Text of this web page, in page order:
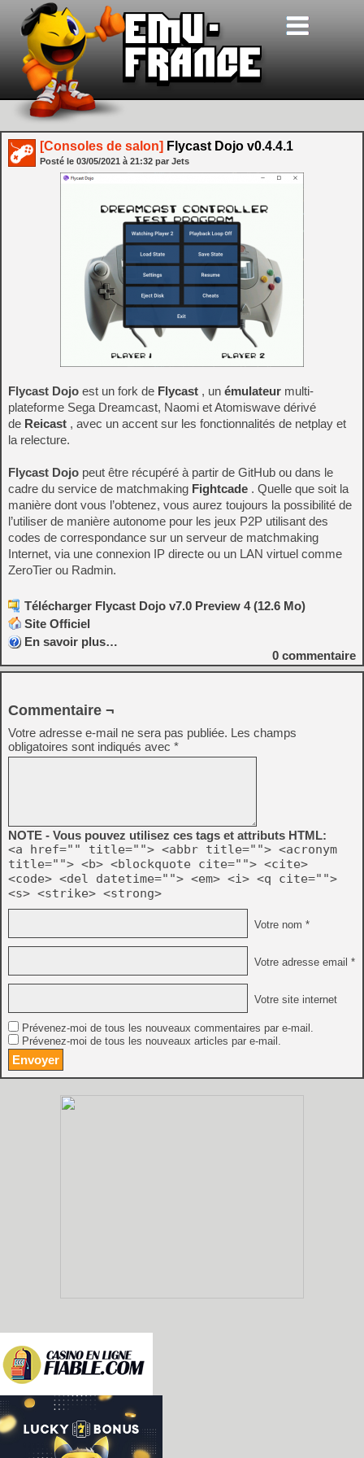
[Consoles de salon] Flycast Dojo v0.4.4.1
Posté le 03/05/2021 à 21:32 par Jets
Flycast Dojo est un fork de Flycast , un émulateur multi-
plateforme Sega Dreamcast, Naomi et Atomiswave dérivé
de Reicast , avec un accent sur les fonctionnalités de netplay et
la relecture.
Flycast Dojo peut être récupéré à partir de GitHub ou dans le
cadre du service de matchmaking Fightcade . Quelle que soit la
manière dont vous l’obtenez, vous aurez toujours la possibilité de
l’utiliser de manière autonome pour les jeux P2P utilisant des
codes de correspondance sur un serveur de matchmaking
Internet, via une connexion IP directe ou un LAN virtuel comme
ZeroTier ou Radmin.
Télécharger Flycast Dojo v7.0 Preview 4 (12.6 Mo)
Site Officiel
En savoir plus…
0 commentaire
Commentaire ¬
Votre adresse e-mail ne sera pas publiée. Les champs
obligatoires sont indiqués avec *
NOTE - Vous pouvez utilisez ces tags et attributs HTML:
<a href="" title=""> <abbr title=""> <acronym
title=""> <b> <blockquote cite=""> <cite>
<code> <del datetime=""> <em> <i> <q cite="">
<s> <strike> <strong>
Votre nom *
Votre adresse email *
Votre site internet
Prévenez-moi de tous les nouveaux commentaires par e-mail.
Prévenez-moi de tous les nouveaux articles par e-mail.